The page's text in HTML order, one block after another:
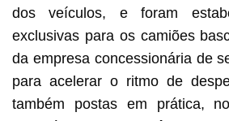
dos veículos, e foram
exclusivas para os camiões
da empresa concessionária de
para acelerar o ritmo de
também postas em prática,